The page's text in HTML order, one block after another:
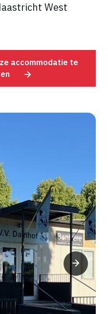
West
accommodatie te